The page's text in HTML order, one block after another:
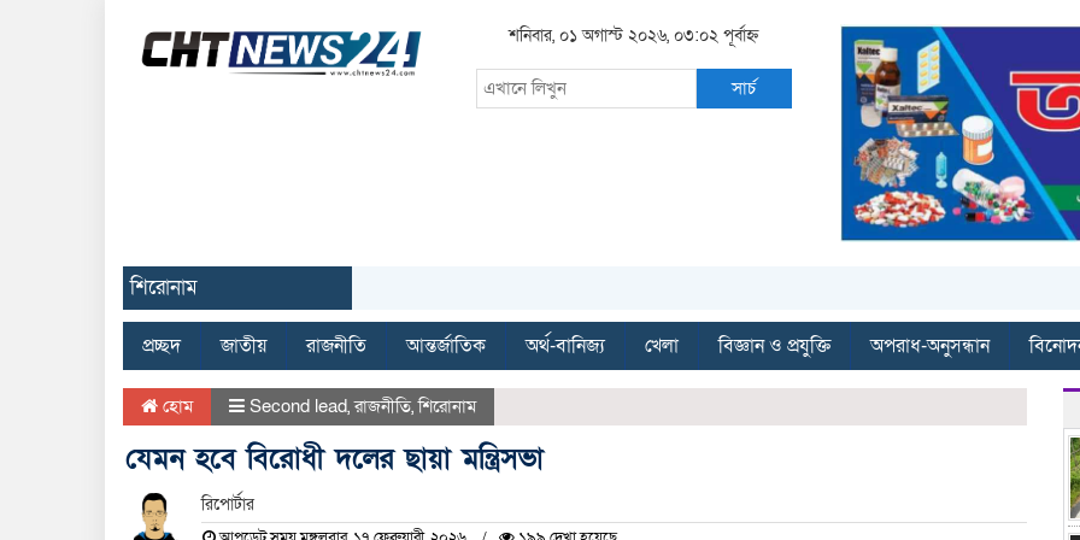
শনিবার, ০১ অগাস্ট ২০২৬, ০৩:০২ পূর্বাহ্ন
সার্চ
শিরোনাম
প্রচ্ছদ জাতীয় রাজনীতি আন্তর্জাতিক অর্থ-বানিজ্য খেলা বিজ্ঞান ও প্রযুক্তি অপরাধ-অনুসন্ধান
হোম Second lead,রাজনীতি,শিরোনাম
যেমন হবে বিরোধী দলের ছায়া মন্ত্রিসভা
রিপোর্টার